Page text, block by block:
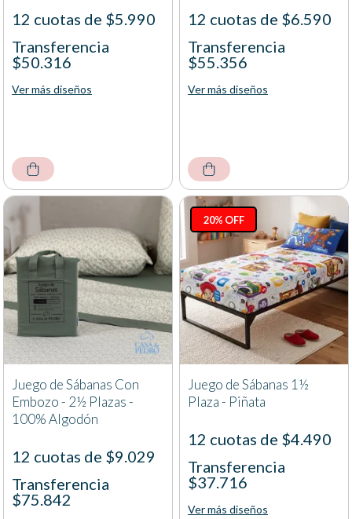
12 cuotas de $5.990
Transferencia
$50.316
Ver más diseños
12 cuotas de $6.590
Transferencia
$55.356
Ver más diseños
Juego de Sábanas Con
Embozo - 2½ Plazas -
100% Algodón
12 cuotas de $9.029
Transferencia
$75.842
20% OFF
Juego de Sábanas 1½
Plaza - Piñata
12 cuotas de $4.490
Transferencia
$37.716
Ver más diseños